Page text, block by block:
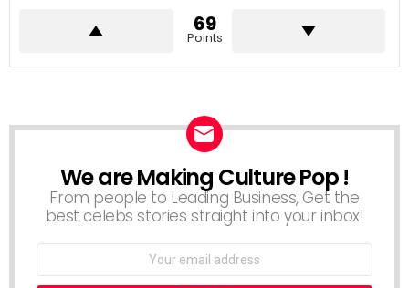
69
Points
NEWSLETTER
We are Making Culture Pop !
From people to Leading Business, Get the
best celebs stories straight into your inbox!
Email